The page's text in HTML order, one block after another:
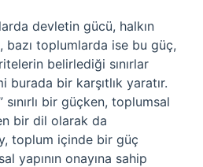
devletin gücü, halkın
bazı toplumlarda ise bu güç,
belirlediği sınırlar
burada bir karşıtlık yaratır.
bir güçken, toplumsal
bir dil olarak da
toplum içinde bir güç
yapının onayına sahip